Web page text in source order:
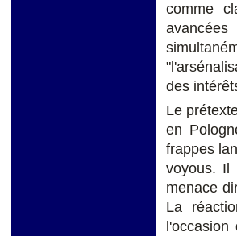
comme
des
Le
en
frappes
voyous. Il
menace
La